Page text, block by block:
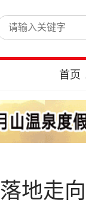
首页
地走